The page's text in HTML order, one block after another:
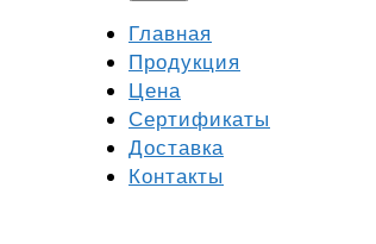
Главная
Продукция
Цена
Сертификаты
Доставка
Контакты